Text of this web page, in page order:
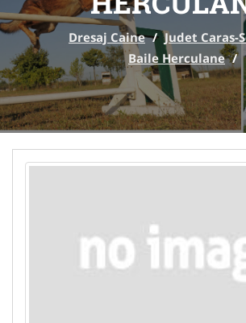
Dresaj Caine / Judet Caras-
Baile Herculane /